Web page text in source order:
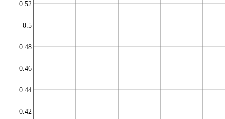
0.42
0.44
0.46
0.48
0.5
0.52